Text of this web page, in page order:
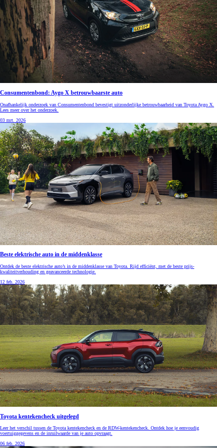
Consumentenbond: Aygo X betrouwbaarste auto
Onafhankelijk onderzoek van Consumentenbond bevestigt uitzonderlijke betrouwbaarheid van Toyota Aygo X.
Lees meer over het onderzoek.
03 mrt. 2026
Beste elektrische auto in de middenklasse
Ontdek de beste elektrische auto’s in de middenklasse van Toyota. Rijd efficiënt, met de beste prijs-
kwaliteitverhouding en geavanceerde technologie.
12 feb. 2026
Toyota kentekencheck uitgelegd
Leer het verschil tussen de Toyota kentekencheck en de RDW-kentekencheck. Ontdek hoe je eenvoudig
voertuiggegevens en de inruilwaarde van je auto opvraagt.
06 feb. 2026